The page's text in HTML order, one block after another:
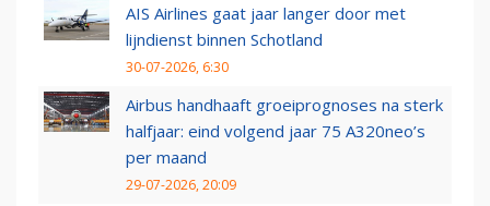
AIS Airlines gaat jaar langer door met
lijndienst binnen Schotland
30-07-2026, 6:30
Airbus handhaaft groeiprognoses na sterk
halfjaar: eind volgend jaar 75 A320neo’s
per maand
29-07-2026, 20:09